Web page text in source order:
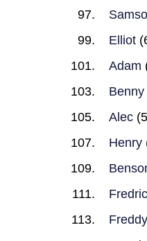
Elliot
Adam
Benny
Alec
Henry
Freddy